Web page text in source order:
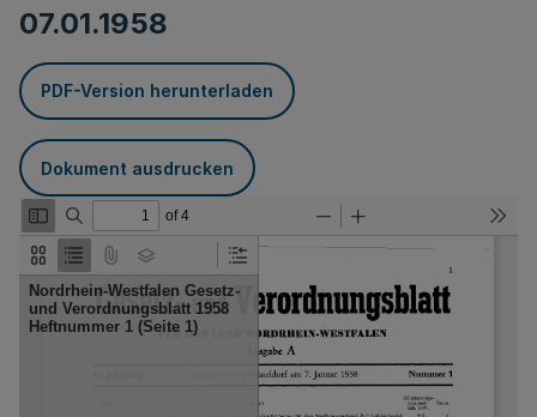
07.01.1958
PDF-Version herunterladen
Dokument ausdrucken